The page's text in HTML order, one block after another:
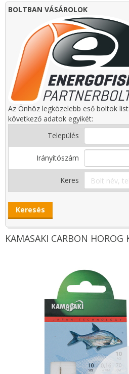
BOLTBAN VÁSÁROLOK
Az Önhöz legközelebb eső boltok
következő adatok egyikét:
Település
Irányítószám
Keres
KAMASAKI CARBON